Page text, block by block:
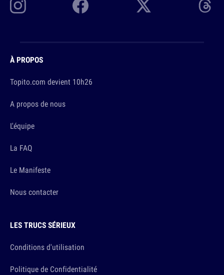
À PROPOS
Topito.com devient 10h26
A propos de nous
L'équipe
La FAQ
Le Manifeste
Nous contacter
LES TRUCS SÉRIEUX
Conditions d'utilisation
Politique de Confidentialité